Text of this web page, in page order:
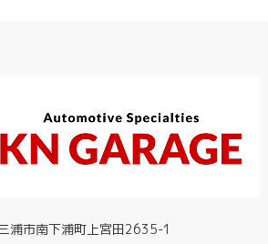
浦市南下浦町上宮田2635-1